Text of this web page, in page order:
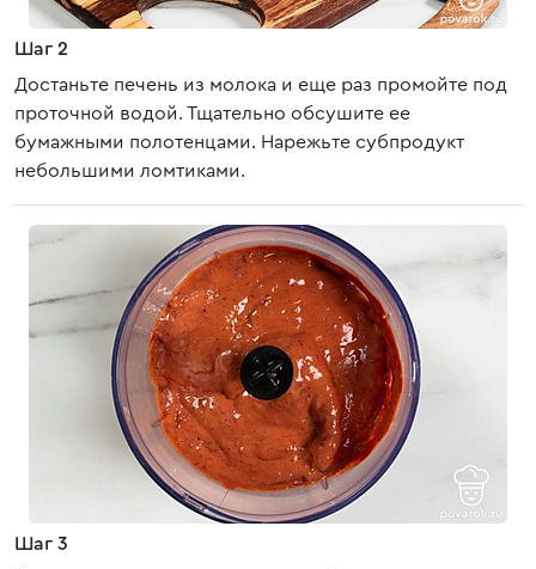
Шаг 2
Достаньте печень из молока и еще раз промойте под
проточной водой. Тщательно обсушите ее
бумажными полотенцами. Нарежьте субпродукт
небольшими ломтиками.
Шаг 3